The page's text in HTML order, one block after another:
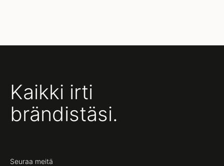
Kaikki irti
brändistäsi.
Seuraa meitä